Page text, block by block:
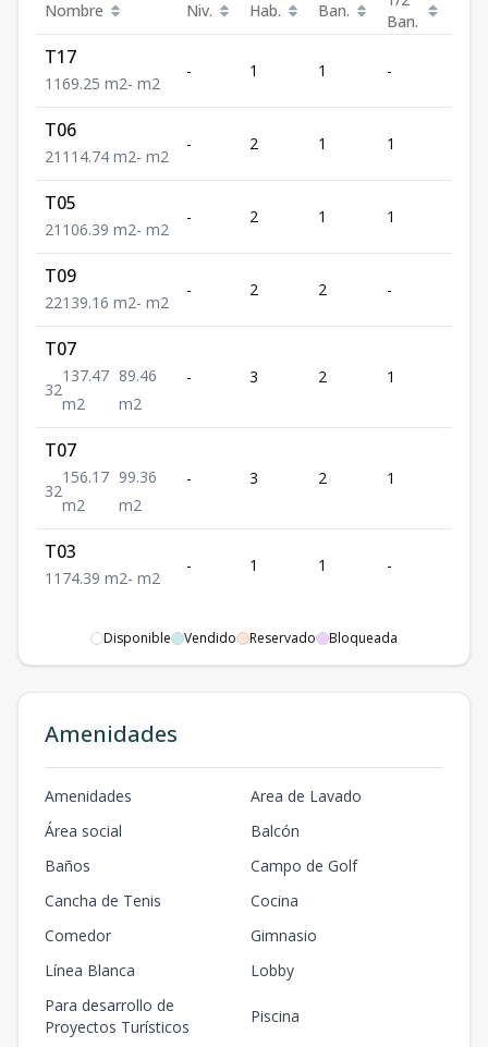
Nombre Niv. Hab. Ban.
Ban.
T17
1 1 69.25 m2- m2
- 1 1 -
T06
21 114.74 m2- m2
- 2 1 1
T05
21 106.39 m2- m2
- 2 1 1
T09
22139.16 m2- m2
- 2 2 -
T07
32
137.47
m2
89.46
m2
- 3 2 1
T07
32
156.17
m2
99.36
m2
- 3 2 1
T03
1 1 74.39 m2- m2
- 1 1 -
Disponible Vendido Reservado Bloqueada
Amenidades
Amenidades
Area de Lavado
Área social
Balcón
Baños
Campo de Golf
Cancha de Tenis
Cocina
Comedor
Gimnasio
Línea Blanca
Lobby
Para desarrollo de
Proyectos Turísticos
Piscina